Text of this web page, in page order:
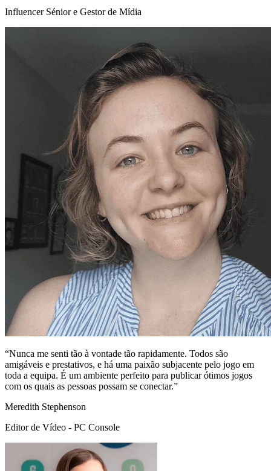
Influencer Sénior e Gestor de Mídia
“Nunca me senti tão à vontade tão rapidamente. Todos são
amigáveis e prestativos, e há uma paixão subjacente pelo jogo em
toda a equipa. É um ambiente perfeito para publicar ótimos jogos
com os quais as pessoas possam se conectar.”
Meredith Stephenson
Editor de Vídeo - PC Console